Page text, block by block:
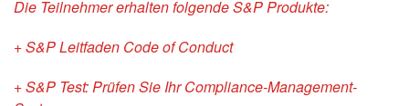
Die Teilnehmer erhalten folgende S&P Produkte:
+ S&P Leitfaden Code of Conduct
+ S&P Test: Prüfen Sie Ihr Compliance-Management-